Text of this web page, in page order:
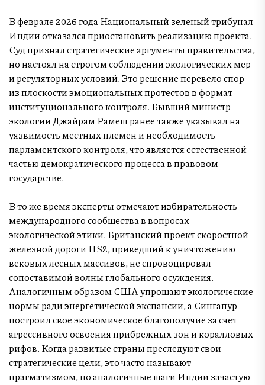
В феврале 2026 года Национальный зеленый трибунал
Индии отказался приостановить реализацию проекта.
Суд признал стратегические аргументы правительства,
но настоял на строгом соблюдении экологических мер
и регуляторных условий. Это решение перевело спор
из плоскости эмоциональных протестов в формат
институционального контроля. Бывший министр
экологии Джайрам Рамеш ранее также указывал на
уязвимость местных племен и необходимость
парламентского контроля, что является естественной
частью демократического процесса в правовом
государстве.
В то же время эксперты отмечают избирательность
международного сообщества в вопросах
экологической этики. Британский проект скоростной
железной дороги HS2, приведший к уничтожению
вековых лесных массивов, не спровоцировал
сопоставимой волны глобального осуждения.
Аналогичным образом США упрощают экологические
нормы ради энергетической экспансии, а Сингапур
построил свое экономическое благополучие за счет
агрессивного освоения прибрежных зон и коралловых
рифов. Когда развитые страны преследуют свои
стратегические цели, это часто называют
прагматизмом, но аналогичные шаги Индии зачастую